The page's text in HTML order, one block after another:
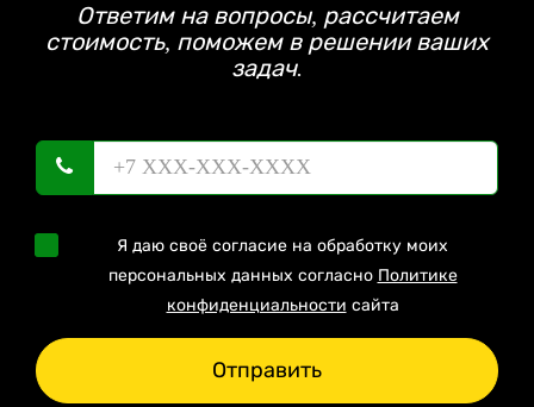
Ответим на вопросы, рассчитаем
стоимость, поможем в решении ваших
задач.
Я даю своё согласие на обработку моих
персональных данных согласно Политике
конфиденциальности сайта
Отправить